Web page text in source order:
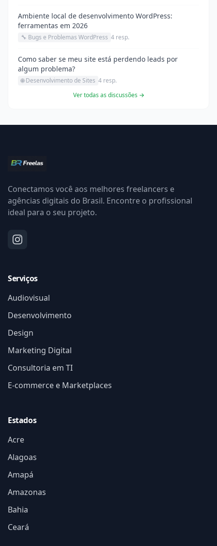
Ambiente local de desenvolvimento WordPress:
ferramentas em 2026
🔧 Bugs e Problemas WordPress 4 resp.
Como saber se meu site está perdendo leads por
algum problema?
🌐 Desenvolvimento de Sites 4 resp.
Ver todas as discussões →
Conectamos você aos melhores freelancers e
agências digitais do Brasil. Encontre o profissional
ideal para o seu projeto.
Serviços
Audiovisual
Desenvolvimento
Design
Marketing Digital
Consultoria em TI
E-commerce e Marketplaces
Estados
Acre
Alagoas
Amapá
Amazonas
Bahia
Ceará